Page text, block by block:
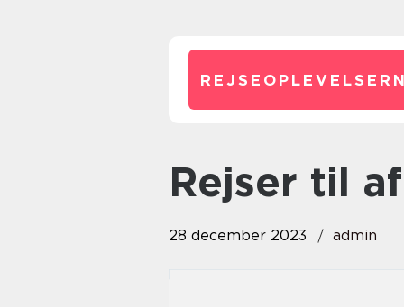
rejser til
28 december 2023 admin